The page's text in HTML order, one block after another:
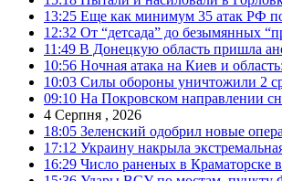
13:25 Еще как минимум 35 атак РФ
12:32 От “детсада” до безымянных
11:49 В Донецкую область пришла
10:56 Ночная атака на Киев и
10:03 Силы обороны уничтожили 2
09:10 На Покровском направлении
4 Серпня , 2026
18:05 Зеленский одобрил новые
17:12 Украину накрыла
16:29 Число раненых в Краматорске